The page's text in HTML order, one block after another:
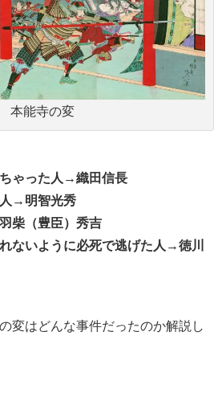
本能寺の変
ゃった人→織田信長
→明智光秀
柴（豊臣）秀吉
ないように必死で逃げた人→徳川
変はどんな事件だったのか解説し